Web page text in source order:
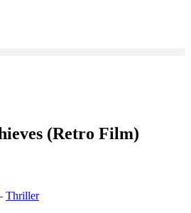
(Retro Film)
Thriller